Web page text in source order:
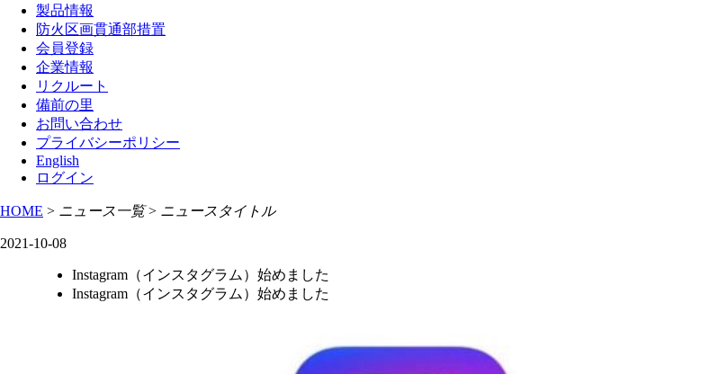
製品情報
防火区画貫通部措置
会員登録
企業情報
リクルート
備前の里
お問い合わせ
プライバシーポリシー
English
ログイン
HOME > ニュース一覧 > ニュースタイトル
2021-10-08
Instagram（インスタグラム）始めました
Instagram（インスタグラム）始めました